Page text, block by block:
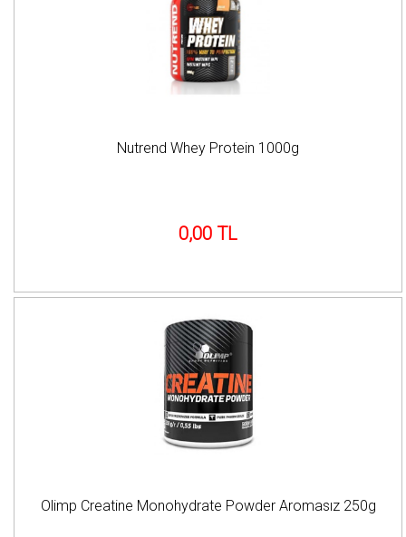
Nutrend Whey Protein 1000g
0,00 TL
Olimp Creatine Monohydrate Powder Aromasız 250g